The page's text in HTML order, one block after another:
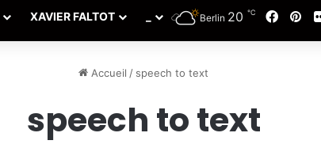
XAVIER FALTOT Berlin 20 ℃
Accueil / speech to text
speech to text